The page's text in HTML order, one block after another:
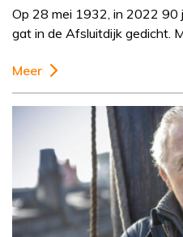
Op 28 mei 1932, in 2022 90
gat in de Afsluitdijk gedicht.
Meer